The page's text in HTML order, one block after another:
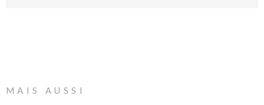
agence METROPOLEImmobilier au 04 51 26 27
MAIS AUSSI